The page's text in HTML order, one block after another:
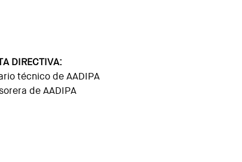
DIRECTIVA:
técnico de AADIPA
de AADIPA